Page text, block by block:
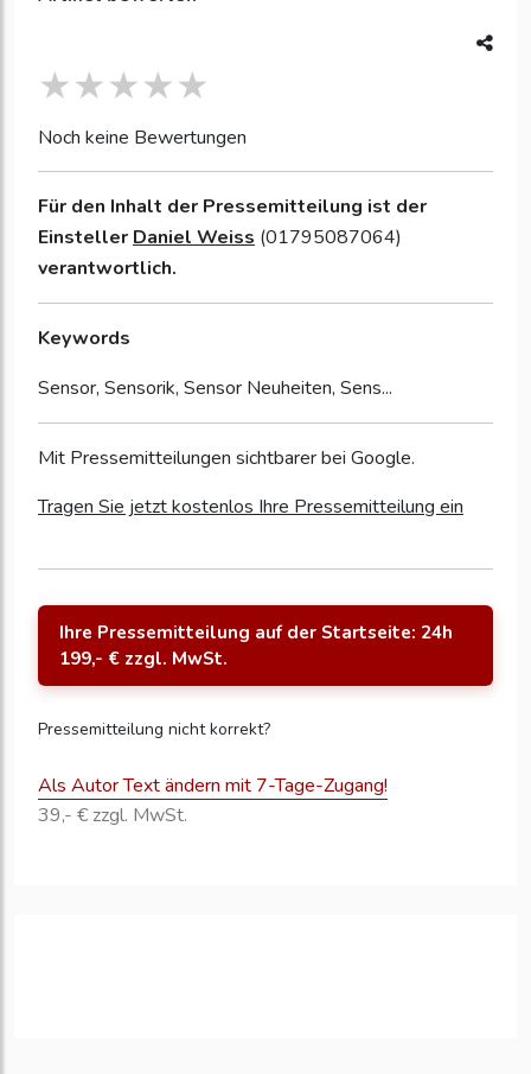
Noch keine Bewertungen
Für den Inhalt der Pressemitteilung ist der
Einsteller Daniel Weiss (01795087064)
verantwortlich.
Keywords
Sensor, Sensorik, Sensor Neuheiten, Sens...
Mit Pressemitteilungen sichtbarer bei Google.
Tragen Sie jetzt kostenlos Ihre Pressemitteilung ein
Ihre Pressemitteilung auf der Startseite: 24h
199,- € zzgl. MwSt.
Pressemitteilung nicht korrekt?
Als Autor Text ändern mit 7-Tage-Zugang!
39,- € zzgl. MwSt.